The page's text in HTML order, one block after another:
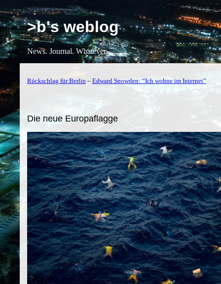
>b's weblog
News. Journal. Whatever.
Rückschlag für Berlin – Edward Snowden: “Ich wohne im Internet”
Die neue Europaflagge